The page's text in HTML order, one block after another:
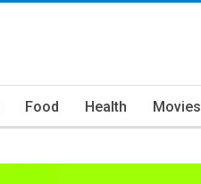
Food Health Movies